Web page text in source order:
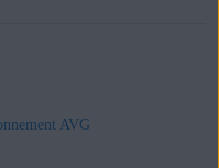
AVG